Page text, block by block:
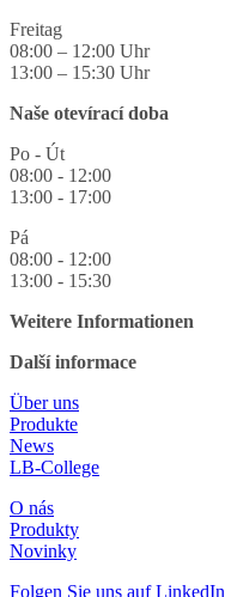
Freitag
08:00 – 12:00 Uhr
13:00 – 15:30 Uhr
Naše otevírací doba
Po - Út
08:00 - 12:00
13:00 - 17:00
Pá
08:00 - 12:00
13:00 - 15:30
Weitere Informationen
Další informace
Über uns
Produkte
News
LB-College
O nás
Produkty
Novinky
Folgen Sie uns auf LinkedIn